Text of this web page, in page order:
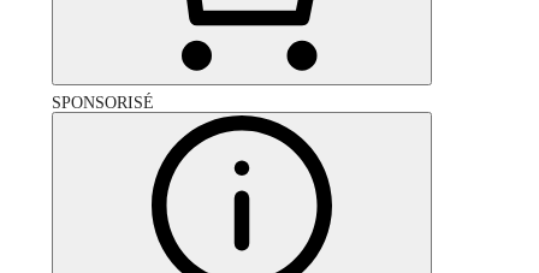
SPONSORISÉ